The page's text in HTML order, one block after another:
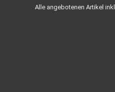
Alle angebotenen Artikel